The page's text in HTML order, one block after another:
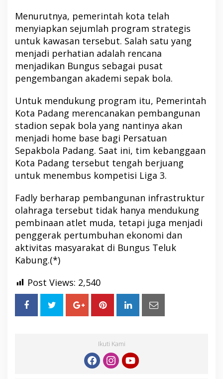
Menurutnya, pemerintah kota telah
menyiapkan sejumlah program strategis
untuk kawasan tersebut. Salah satu yang
menjadi perhatian adalah rencana
menjadikan Bungus sebagai pusat
pengembangan akademi sepak bola.
Untuk mendukung program itu, Pemerintah
Kota Padang merencanakan pembangunan
stadion sepak bola yang nantinya akan
menjadi home base bagi Persatuan
Sepakbola Padang. Saat ini, tim kebanggaan
Kota Padang tersebut tengah berjuang
untuk menembus kompetisi Liga 3.
Fadly berharap pembangunan infrastruktur
olahraga tersebut tidak hanya mendukung
pembinaan atlet muda, tetapi juga menjadi
penggerak pertumbuhan ekonomi dan
aktivitas masyarakat di Bungus Teluk
Kabung.(*)
Post Views: 2,540
Ikuti Kami